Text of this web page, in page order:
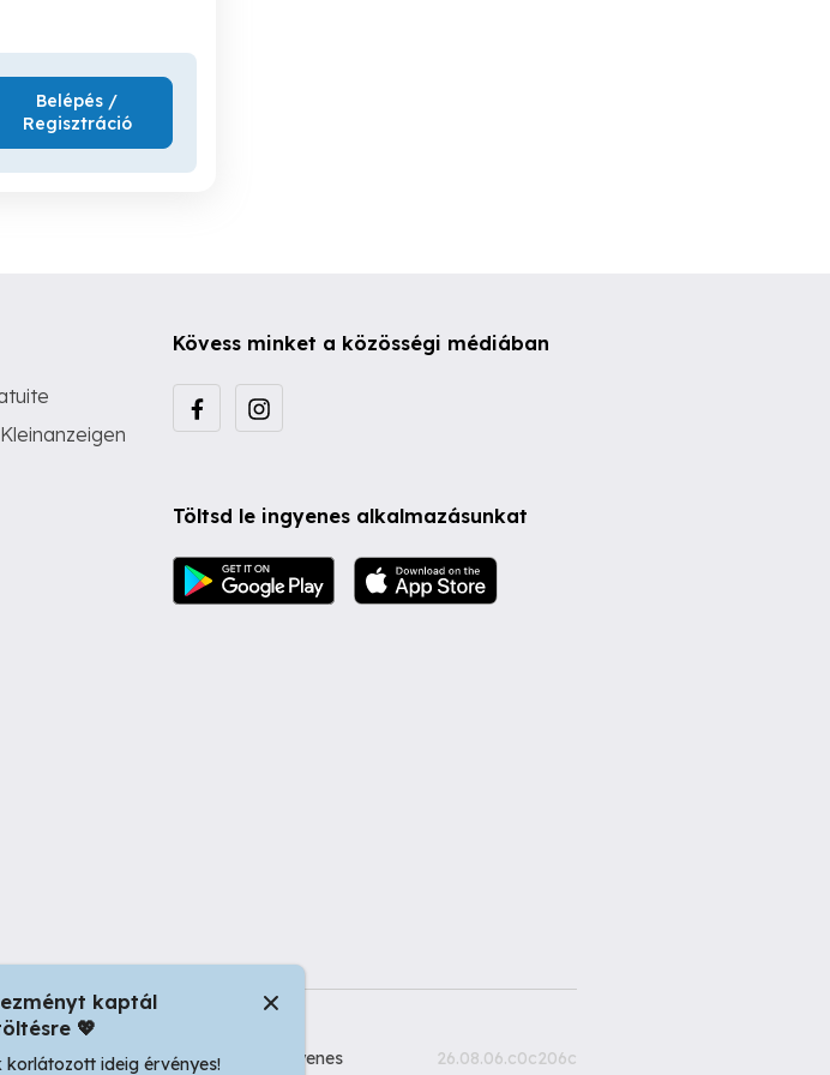
Belépés /
Regisztráció
Kövess minket a közösségi médiában
Töltsd le ingyenes alkalmazásunkat
| Tax ID: RO44483373 -
Ingyenes
26.08.06.c0c206c
kaptál
💖
korlátozott ideig érvényes!